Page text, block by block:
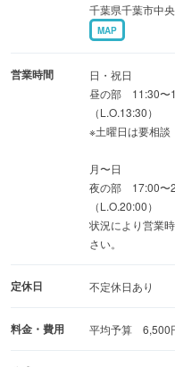
【プライベートでご利用
慶事・法事でのご利用
間にご利用下さい。
普段とは違うよそいき
夜 7,150円、9,350円〜
※ご予算とお好み・目的
千葉県千葉市中
MAP
営業時間
日・祝日
昼の部 11:30〜
（L.O.13:30）
※土曜日は要相談
月〜日
夜の部 17:00〜
（L.O.20:00）
状況により営業
さい。
定休日 不定休日あり
料金・費用 平均予算 6,500